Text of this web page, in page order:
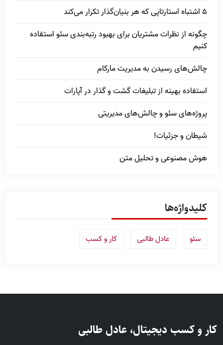
5 اشتباه استارتاپی که هر بنیان‌گذار تکرار می‌کند
چگونه از نظرات مشتریان برای بهبود رتبه‌بندی سئو استفاده
کنیم
چالش‌های رسیدن به مدیریت مارکام
استفاده بهینه از تبلیغات گشت و گذار در آپارات
پروژه‌های سئو و چالش‌های مدیریتی
شیطان و جزئیات!
هوش مصنوعی و تحلیل متن
کلیدواژه‌ها
سئو عادل طالبی کار و کسب
کار و کسب دیجیتال، عادل طالبی